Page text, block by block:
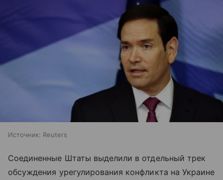
Источник: Reuters
Соединенные Штаты выделили в отдельный трек
обсуждения урегулирования конфликта на Украине